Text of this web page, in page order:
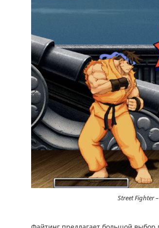
Street